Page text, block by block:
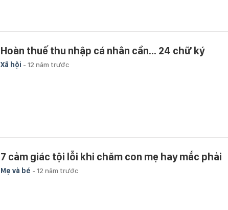
Hoàn thuế thu nhập cá nhân cần... 24 chữ ký
Xã hội - 12 năm trước
7 cảm giác tội lỗi khi chăm con mẹ hay mắc phải
Mẹ và bé - 12 năm trước